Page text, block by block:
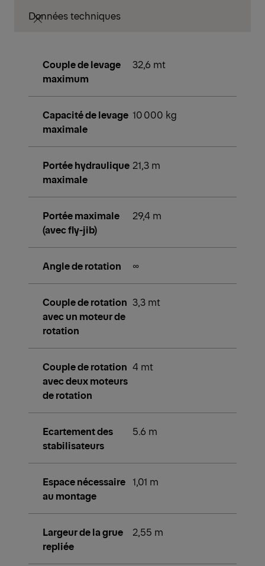
Données techniques
Couple de levage
maximum
32,6 mt
Capacité de levage
maximale
10 000 kg
Portée hydraulique
maximale
21,3 m
Portée maximale
(avec fly-jib)
29,4 m
Angle de rotation ∞
Couple de rotation
avec un moteur de
rotation
3,3 mt
Couple de rotation
avec deux moteurs
de rotation
4 mt
Ecartement des
stabilisateurs
5.6 m
Espace nécessaire
au montage
1,01 m
Largeur de la grue
repliée
2,55 m